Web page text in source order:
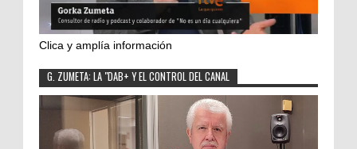
Clica y amplía información
G. ZUMETA: LA "DAB+ Y EL CONTROL DEL CANAL